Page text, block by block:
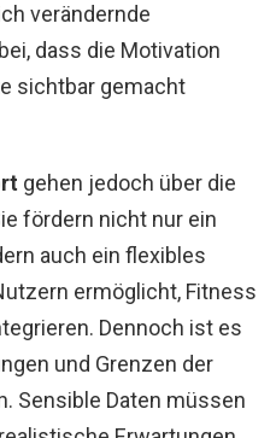
verändernde
dass die Motivation
sichtbar gemacht
gehen jedoch über die
fördern nicht nur ein
auch ein flexibles
ermöglicht, Fitness
Dennoch ist es
und Grenzen der
Sensible Daten müssen